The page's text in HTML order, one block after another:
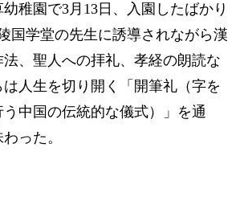
園で3月13日、入園したばかり
国学堂の先生に誘導されながら漢
、聖人への拝礼、孝経の朗読な
人生を切り開く「開筆礼（字を
中国の伝統的な儀式）」を通
った。